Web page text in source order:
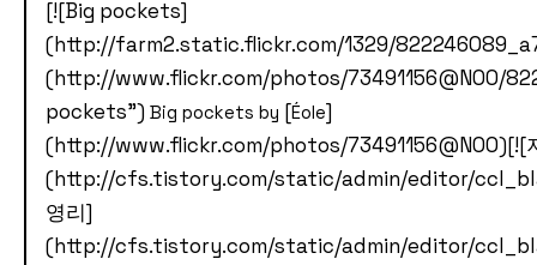
[![Big pockets]
(http://farm2.static.flickr.com/1329/
(http://www.flickr.com/photos/73491156@N00/
pockets") Big pockets by [Éole]
(http://www.flickr.com/photos/73491156@N00)[![
(http://cfs.tistory.com/static/admin/editor/
영리]
(http://cfs.tistory.com/static/admin/editor/